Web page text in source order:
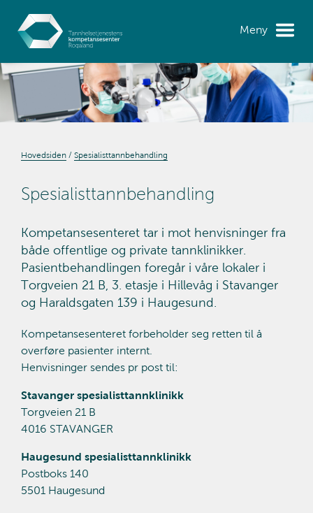
Meny
Hovedsiden Spesialisttannbehandling
Spesialisttannbehandling
Kompetansesenteret tar i mot henvisninger fra
både offentlige og private tannklinikker.
Pasientbehandlingen foregår i våre lokaler i
Torgveien 21 B, 3. etasje i Hillevåg i Stavanger
og Haraldsgaten 139 i Haugesund.
Kompetansesenteret forbeholder seg retten til å
overføre pasienter internt.
Henvisninger sendes pr post til:
Stavanger spesialisttannklinikk
Torgveien 21 B
4016 STAVANGER
Haugesund spesialisttannklinikk
Postboks 140
5501 Haugesund